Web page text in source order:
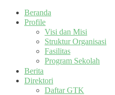
Beranda
Profile
Visi dan Misi
Struktur Organisasi
Fasilitas
Program Sekolah
Berita
Direktori
Daftar GTK